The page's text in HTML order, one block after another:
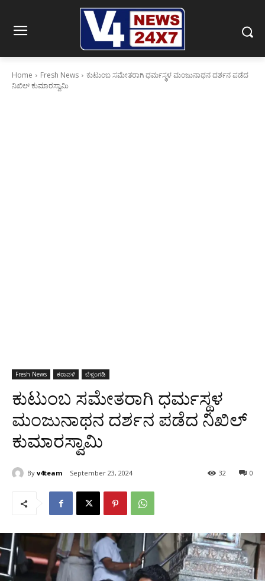
Home Fresh News
ಕುಟುಂಬ ಸಮೇತರಾಗಿ ಧರ್ಮಸ್ಥಳ ಮಂಜುನಾಥನ ದರ್ಶನ ಪಡೆದ
ನಿಖಿಲ್ ಕುಮಾರಸ್ವಾಮಿ
Fresh News ಕರಾವಳಿ ಬೆಳ್ತಂಗಡಿ
ಕುಟುಂಬ ಸಮೇತರಾಗಿ ಧರ್ಮಸ್ಥಳ
ಮಂಜುನಾಥನ ದರ್ಶನ ಪಡೆದ ನಿಖಿಲ್
ಕುಮಾರಸ್ವಾಮಿ
By v4team September 23, 2024 0
32